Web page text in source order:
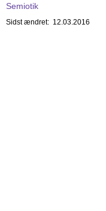
Semiotik
Sidst ændret: 12.03.2016